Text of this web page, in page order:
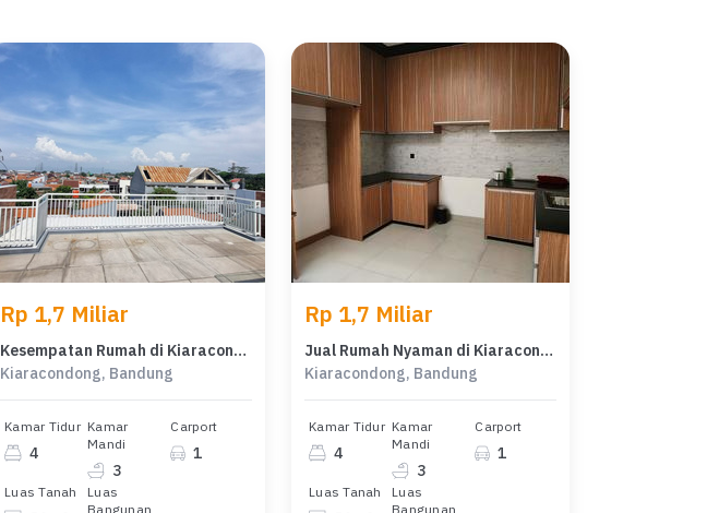
Rp 1,7 Miliar
Kesempatan Rumah di Kiaracondong, Bandung, LB 245m², Harga 1,7 Miliar
Kiaracondong, Bandung
Kamar Tidur
4
Kamar
Mandi
3
Carport
1
Luas Tanah
Luas
Bangunan
Rp 1,7 Miliar
Jual Rumah Nyaman di Kiaracondong, Bandung - LT 86m²
Kiaracondong, Bandung
Kamar Tidur
4
Kamar
Mandi
3
Carport
1
Luas Tanah
Luas
Bangunan